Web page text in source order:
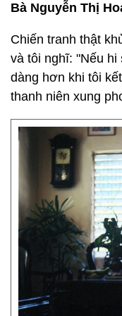
Bà Nguyễn Thị
Chiến tranh thật
và tôi nghĩ: "Nếu hi
dàng hơn khi tôi
thanh niên xung